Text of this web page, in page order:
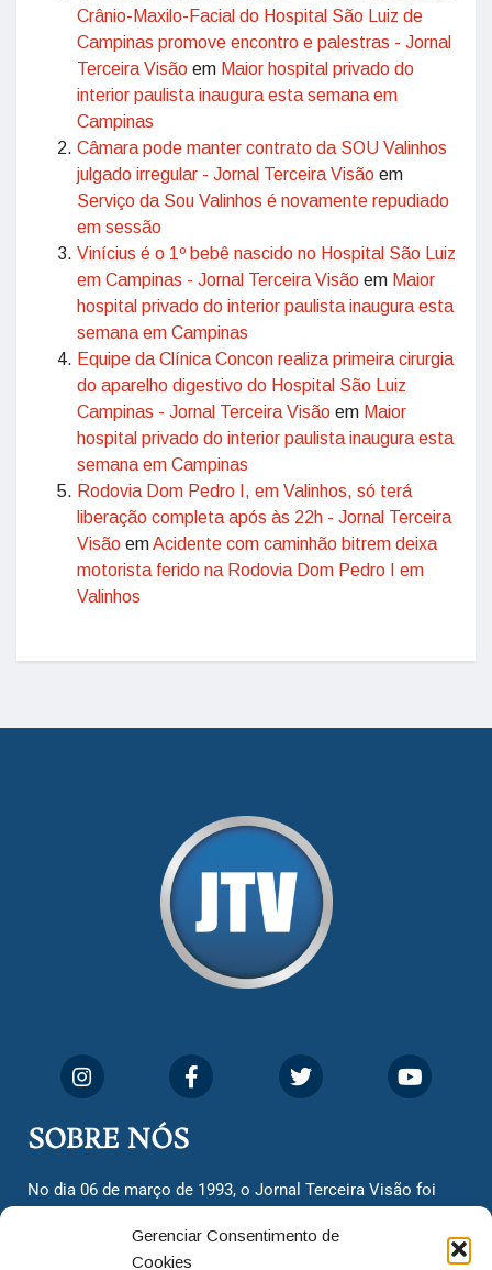
Gerenciar Consentimento de
Cookies
Crânio-Maxilo-Facial do Hospital São Luiz de
Campinas promove encontro e palestras - Jornal
Terceira Visão em Maior hospital privado do
interior paulista inaugura esta semana em
Campinas
Câmara pode manter contrato da SOU Valinhos
julgado irregular - Jornal Terceira Visão em
Serviço da Sou Valinhos é novamente repudiado
em sessão
Vinícius é o 1º bebê nascido no Hospital São Luiz
em Campinas - Jornal Terceira Visão em Maior
hospital privado do interior paulista inaugura esta
semana em Campinas
Equipe da Clínica Concon realiza primeira cirurgia
do aparelho digestivo do Hospital São Luiz
Campinas - Jornal Terceira Visão em Maior
hospital privado do interior paulista inaugura esta
semana em Campinas
Rodovia Dom Pedro I, em Valinhos, só terá
liberação completa após às 22h - Jornal Terceira
Visão emAcidente com caminhão bitrem deixa
motorista ferido na Rodovia Dom Pedro I em
Valinhos
SOBRE NÓS
No dia 06 de março de 1993, o Jornal Terceira Visão foi
cidadãos valinhenses, já que naquela época só existiam